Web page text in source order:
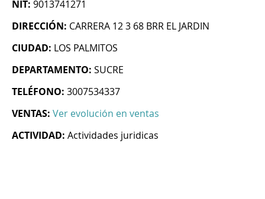
NIT: 9013741271
DIRECCIÓN: CARRERA 12 3 68 BRR EL JARDIN
CIUDAD: LOS PALMITOS
DEPARTAMENTO: SUCRE
TELÉFONO: 3007534337
VENTAS: Ver evolución en ventas
ACTIVIDAD: Actividades juridicas